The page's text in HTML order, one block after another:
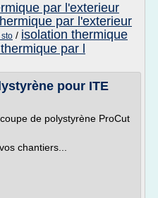
par l'exterieur
par l'exterieur
/ isolation thermique
par l
pour ITE
de polystyrène ProCut
chantiers...